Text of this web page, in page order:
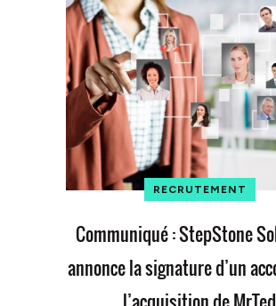
RECRUTEMENT
Communiqué : StepStone
annonce la signature d’un